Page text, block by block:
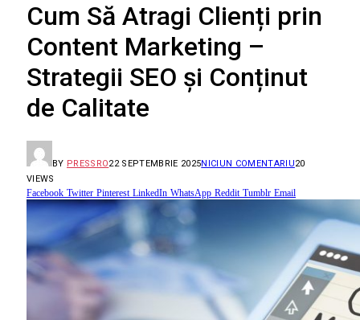
Cum Să Atragi Clienți prin
Content Marketing –
Strategii SEO și Conținut
de Calitate
BY PRESSRO22 SEPTEMBRIE 2025NICIUN COMENTARIU20
VIEWS
Facebook Twitter Pinterest LinkedIn WhatsApp Reddit Tumblr Email